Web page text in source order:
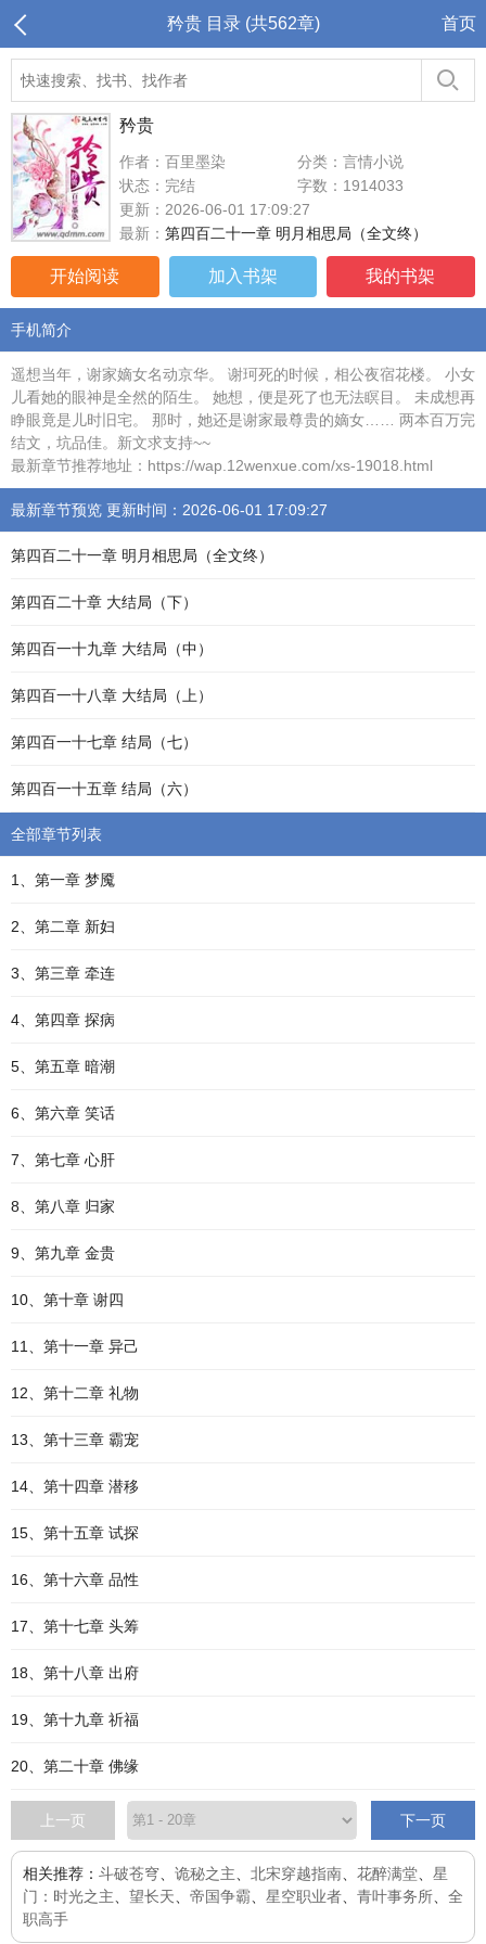
矜贵 目录 (共562章) 首页
矜贵
作者：百里墨染
分类：言情小说
状态：完结
字数：1914033
更新：2026-06-01 17:09:27
最新： 第四百二十一章 明月相思局（全文终）
开始阅读 加入书架 我的书架
手机简介
遥想当年，谢家嫡女名动京华。 谢珂死的时候，相公夜宿花楼。 小女
儿看她的眼神是全然的陌生。 她想，便是死了也无法瞑目。 未成想再
睁眼竟是儿时旧宅。 那时，她还是谢家最尊贵的嫡女…… 两本百万完
结文，坑品佳。新文求支持~~
最新章节推荐地址：https://wap.12wenxue.com/xs-19018.html
最新章节预览 更新时间：2026-06-01 17:09:27
第四百二十一章 明月相思局（全文终）
第四百二十章 大结局（下）
第四百一十九章 大结局（中）
第四百一十八章 大结局（上）
第四百一十七章 结局（七）
第四百一十五章 结局（六）
全部章节列表
1、第一章 梦魇
2、第二章 新妇
3、第三章 牵连
4、第四章 探病
5、第五章 暗潮
6、第六章 笑话
7、第七章 心肝
8、第八章 归家
9、第九章 金贵
10、第十章 谢四
11、第十一章 异己
12、第十二章 礼物
13、第十三章 霸宠
14、第十四章 潜移
15、第十五章 试探
16、第十六章 品性
17、第十七章 头筹
18、第十八章 出府
19、第十九章 祈福
20、第二十章 佛缘
上一页 下一页
相关推荐： 斗破苍穹 诡秘之主 北宋穿越指南 花醉满堂
星
门：时光之主
望长天 帝国争霸 星空职业者 青叶事务所
全
职高手